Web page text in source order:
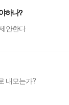
하나?
안한다
내모는가?